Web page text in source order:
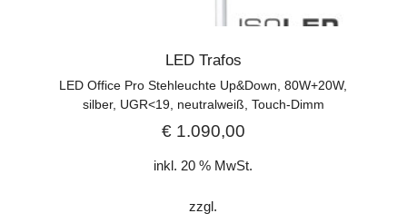
LED Trafos
LED Office Pro Stehleuchte Up&Down, 80W+20W,
silber, UGR<19, neutralweiß, Touch-Dimm
€1.090,00
inkl. 20 % MwSt.
zzgl.